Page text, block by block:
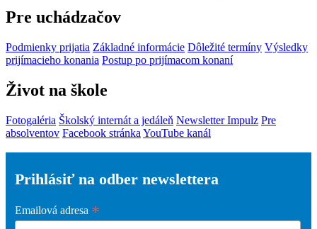
Pre uchádzačov
Podmienky prijatia Základné informácie Dôležité termíny Výsledky
prijímacieho konania Postup po prijímacom konaní
Život na škole
Fotogaléria Školský internát a jedáleň Newsletter Impulz Pre
absolventov Facebook stránka YouTube kanál
Prihlásiť na odber newslettera
Emailová adresa *